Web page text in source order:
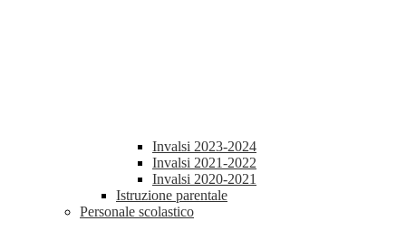
Invalsi 2023-2024
Invalsi 2021-2022
Invalsi 2020-2021
Istruzione parentale
Personale scolastico